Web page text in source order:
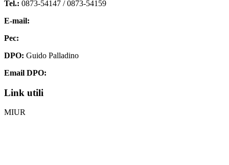
Tel.: 0873-54147 /0873-54159
E-mail:
Pec:
DPO: Guido Palladino
Email DPO:
Link utili
MIUR